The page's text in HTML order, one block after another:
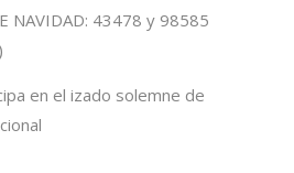
NAVIDAD: 43478 y 98585
en el izado solemne de